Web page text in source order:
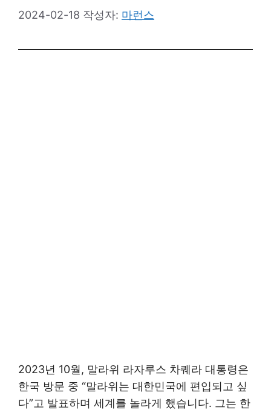
2024-02-18 작성자: 마런스
2023년 10월, 말라위 라자루스 차퀘라 대통령은
한국 방문 중 “말라위는 대한민국에 편입되고 싶
다”고 발표하며 세계를 놀라게 했습니다. 그는 한